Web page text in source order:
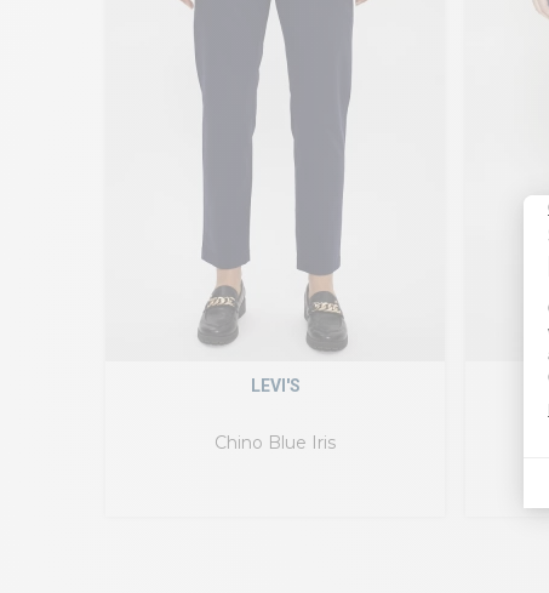
Chino Blue Iris
LEVI'S